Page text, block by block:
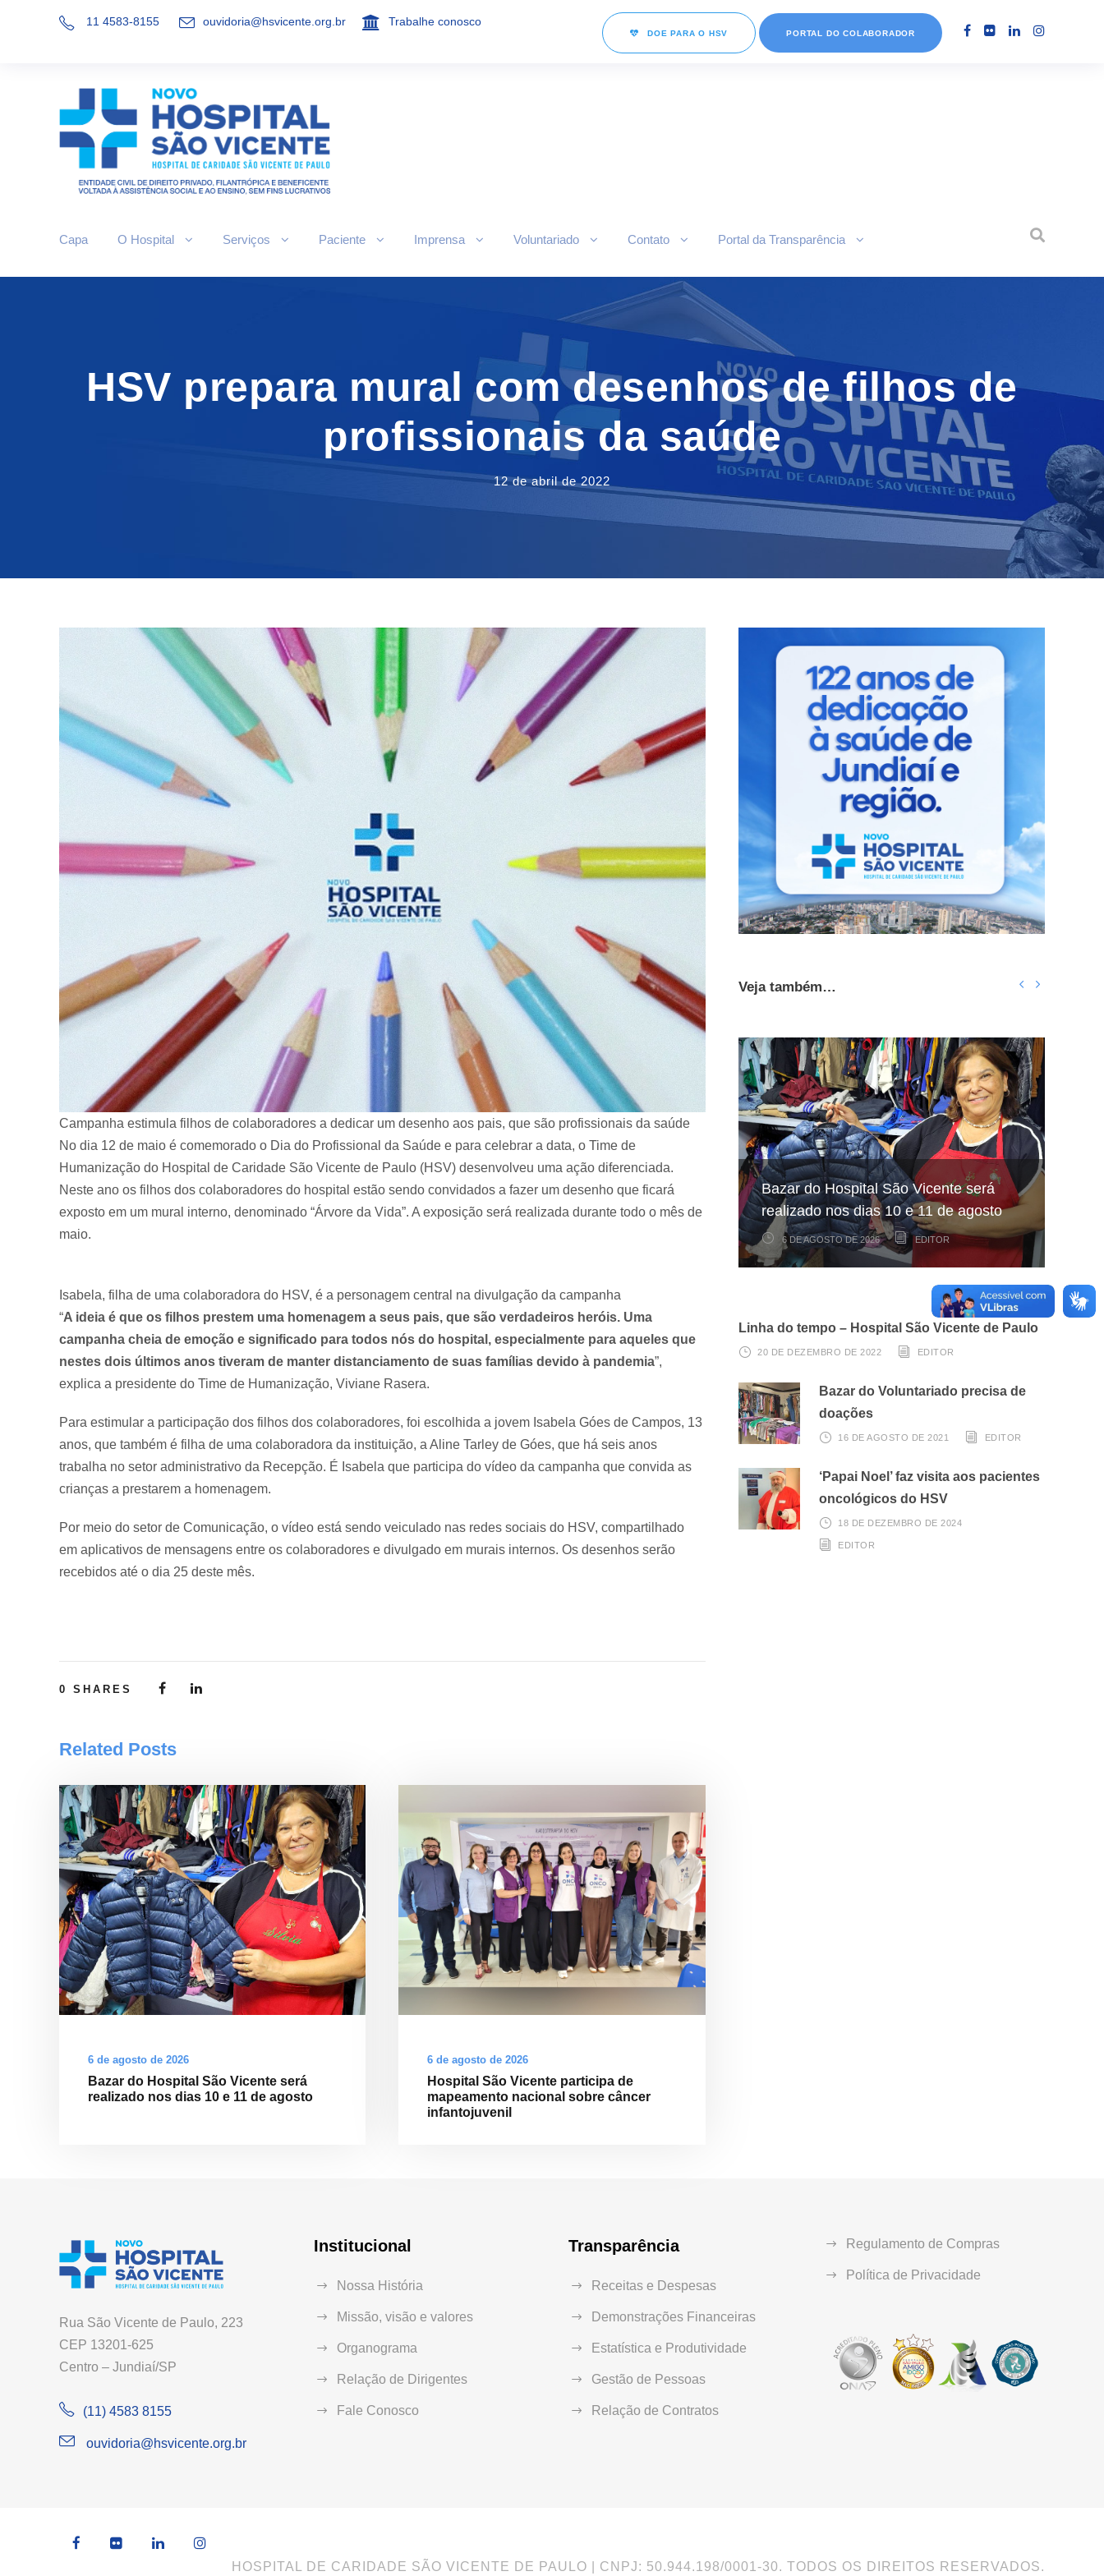
11 4583-8155 ouvidoria@hsvicente.org.br Trabalhe conosco
DOE PARA O HSV PORTAL DO COLABORADOR
Capa O Hospital Serviços Paciente Imprensa Voluntariado Contato Portal da Transparência
HSV prepara mural com desenhos de filhos de
profissionais da saúde
12 de abril de 2022
Campanha estimula filhos de colaboradores a dedicar um desenho aos pais, que são profissionais da saúde
No dia 12 de maio é comemorado o Dia do Profissional da Saúde e para celebrar a data, o Time de
Humanização do Hospital de Caridade São Vicente de Paulo (HSV) desenvolveu uma ação diferenciada.
Neste ano os filhos dos colaboradores do hospital estão sendo convidados a fazer um desenho que ficará
exposto em um mural interno, denominado “Árvore da Vida”. A exposição será realizada durante todo o mês de
maio.
Isabela, filha de uma colaboradora do HSV, é a personagem central na divulgação da campanha
“A ideia é que os filhos prestem uma homenagem a seus pais, que são verdadeiros heróis. Uma
campanha cheia de emoção e significado para todos nós do hospital, especialmente para aqueles que
nestes dois últimos anos tiveram de manter distanciamento de suas famílias devido à pandemia”,
explica a presidente do Time de Humanização, Viviane Rasera.
Para estimular a participação dos filhos dos colaboradores, foi escolhida a jovem Isabela Góes de Campos, 13
anos, que também é filha de uma colaboradora da instituição, a Aline Tarley de Góes, que há seis anos
trabalha no setor administrativo da Recepção. É Isabela que participa do vídeo da campanha que convida as
crianças a prestarem a homenagem.
Por meio do setor de Comunicação, o vídeo está sendo veiculado nas redes sociais do HSV, compartilhado
em aplicativos de mensagens entre os colaboradores e divulgado em murais internos. Os desenhos serão
recebidos até o dia 25 deste mês.
0 SHARES
Related Posts
6 de agosto de 2026
Bazar do Hospital São Vicente será
realizado nos dias 10 e 11 de agosto
6 de agosto de 2026
Hospital São Vicente participa de
mapeamento nacional sobre câncer
infantojuvenil
Veja também…
Bazar do Hospital São Vicente será
realizado nos dias 10 e 11 de agosto
6 DE AGOSTO DE 2026 EDITOR
Hospital São Vicente participa de
mapeamento nacional sobre câncer
infantojuvenil
6 DE AGOSTO DE 2026 EDITOR
Hospital São Vicente expande
arrecadação de cupons fiscais pela
Nota Fiscal Paulista
3 DE AGOSTO DE 2026 EDITOR
Linha do tempo – Hospital São Vicente de Paulo
20 DE DEZEMBRO DE 2022 EDITOR
Bazar do Voluntariado precisa de
doações
16 DE AGOSTO DE 2021 EDITOR
‘Papai Noel’ faz visita aos pacientes
oncológicos do HSV
18 DE DEZEMBRO DE 2024
EDITOR
Rua São Vicente de Paulo, 223
CEP 13201-625
Centro – Jundiaí/SP
(11) 4583 8155
ouvidoria@hsvicente.org.br
Institucional
Nossa História
Missão, visão e valores
Organograma
Relação de Dirigentes
Fale Conosco
Transparência
Receitas e Despesas
Demonstrações Financeiras
Estatística e Produtividade
Gestão de Pessoas
Relação de Contratos
Regulamento de Compras
Política de Privacidade
HOSPITAL DE CARIDADE SÃO VICENTE DE PAULO | CNPJ: 50.944.198/0001-30. TODOS OS DIREITOS RESERVADOS.